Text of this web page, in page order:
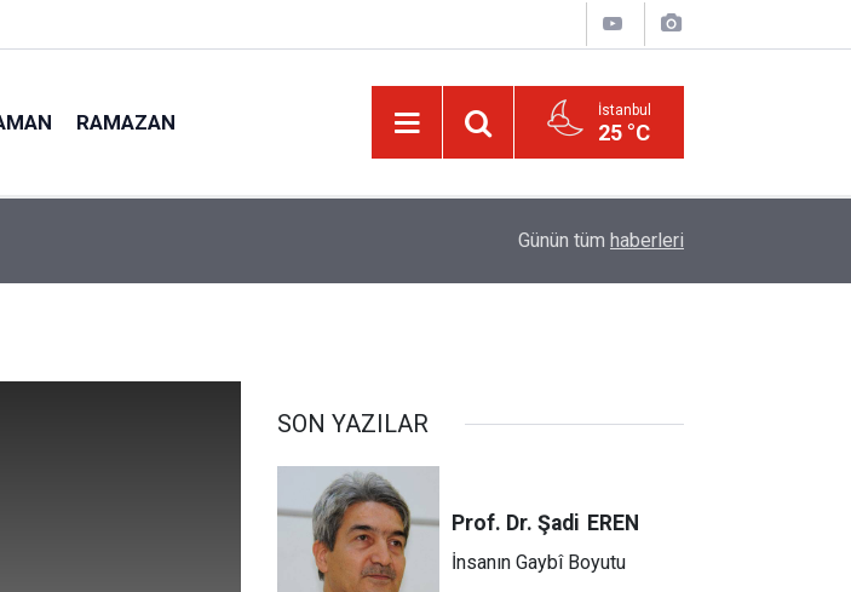
RAMAZAN İstanbul
25 °C
niçin göz yok? Türkiye, Suudi Arabistan ve Pakistan Ortak
Günün tüm haberleri
SON YAZILAR
Prof. Dr. Şadi EREN
İnsanın Gaybî Boyutu